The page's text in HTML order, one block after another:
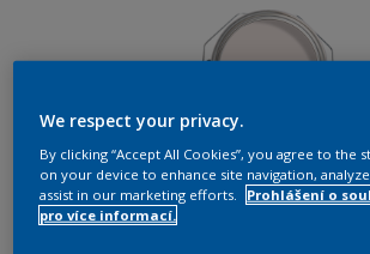
Najít výrobek v tomto
We respect your privacy.
By clicking “Accept All Cookies”, you agree to the
on your device to enhance site navigation, analyze
assist in our marketing efforts.
Prohlášení o
pro více informací.